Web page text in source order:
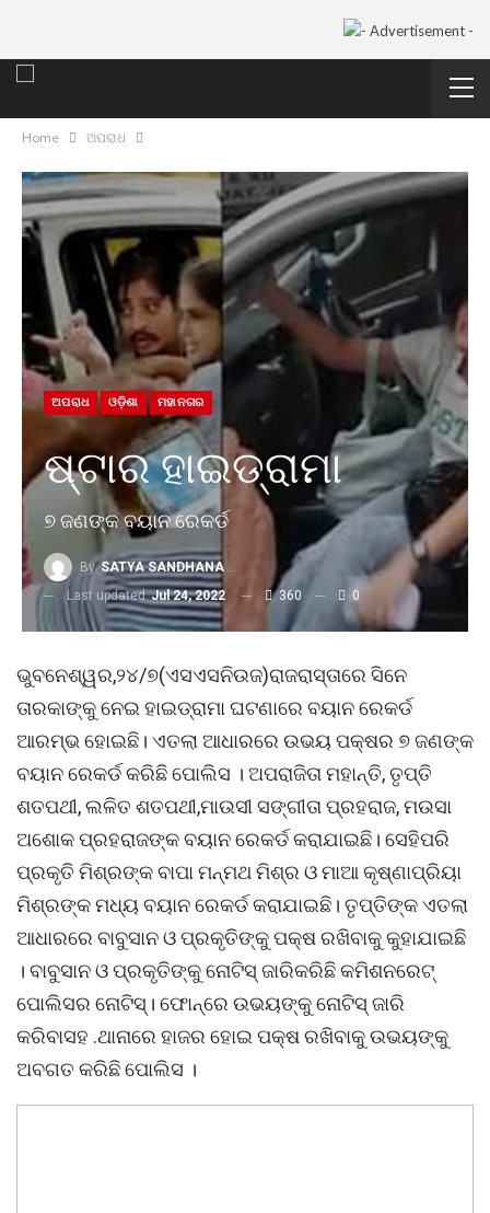
Home ଅପରାଧ
ଅପରାଧ ଓଡ଼ିଶା ମହାନଗର
ଷ୍ଟାର ହାଇଡ୍ରାମା
୭ ଜଣଙ୍କ ବୟାନ ରେକର୍ଡ
By SATYA SANDHANA DESK
Last updatedJul 24, 2022 360 0
ଭୁବନେଶ୍ୱର,୨୪/୭(ଏସଏସନିଉଜ)ରାଜରାସ୍ତାରେ ସିନେ
ତାରକାଙ୍କୁ ନେଇ ହାଇଡ୍ରାମା ଘଟଣାରେ ବୟାନ ରେକର୍ଡ
ଆରମ୍ଭ ହୋଇଛି। ଏତଲା ଆଧାରରେ ଉଭୟ ପକ୍ଷର ୭ ଜଣଙ୍କ
ବୟାନ ରେକର୍ଡ କରିଛି ପୋଲିସ । ଅପରାଜିତା ମହାନ୍ତି, ତୃପ୍ତି
ଶତପଥୀ, ଲଳିତ ଶତପଥୀ,ମାଉସୀ ସଙ୍ଗୀତା ପ୍ରହରାଜ, ମଉସା
ଅଶୋକ ପ୍ରହରାଜଙ୍କ ବୟାନ ରେକର୍ଡ କରାଯାଇଛି। ସେହିପରି
ପ୍ରକୃତି ମିଶ୍ରଙ୍କ ବାପା ମନ୍ମଥ ମିଶ୍ର ଓ ମାଆ କୃଷ୍ଣାପ୍ରିୟା
ମିଶ୍ରଙ୍କ ମଧ୍ୟ ବୟାନ ରେକର୍ଡ କରାଯାଇଛି। ତୃପ୍ତିଙ୍କ ଏତଲା
ଆଧାରରେ ବାବୁସାନ ଓ ପ୍ରକୃତିଙ୍କୁ ପକ୍ଷ ରଖିବାକୁ କୁହାଯାଇଛି
। ବାବୁସାନ ଓ ପ୍ରକୃତିଙ୍କୁ ନୋଟିସ୍ ଜାରିକରିଛି କମିଶନରେଟ୍
ପୋଲିସର ନୋଟିସ୍। ଫୋନ୍‌ରେ ଉଭୟଙ୍କୁ ନୋଟିସ୍ ଜାରି
କରିବାସହ .ଥାନାରେ ହାଜର ହୋଇ ପକ୍ଷ ରଖିବାକୁ ଉଭୟଙ୍କୁ
ଅବଗତ କରିଛି ପୋଲିସ ।